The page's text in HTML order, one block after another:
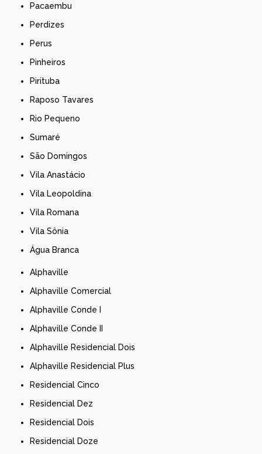
Pacaembu
Perdizes
Perus
Pinheiros
Pirituba
Raposo Tavares
Rio Pequeno
Sumaré
São Domingos
Vila Anastácio
Vila Leopoldina
Vila Romana
Vila Sônia
Água Branca
Alphaville
Alphaville Comercial
Alphaville Conde I
Alphaville Conde II
Alphaville Residencial Dois
Alphaville Residencial Plus
Residencial Cinco
Residencial Dez
Residencial Dois
Residencial Doze